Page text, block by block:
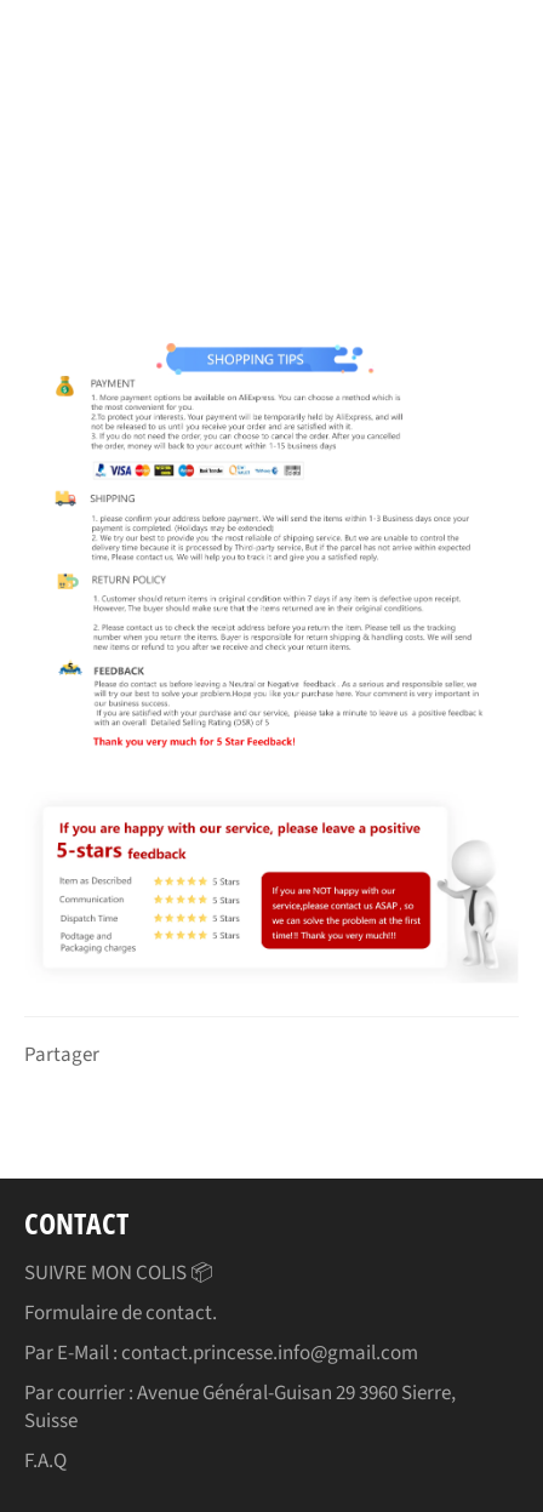
Partager
CONTACT
SUIVRE MON COLIS 📦
Formulaire de contact.
Par E-Mail : contact.princesse.info@gmail.com
Par courrier : Avenue Général-Guisan 29 3960 Sierre,
Suisse
F.A.Q